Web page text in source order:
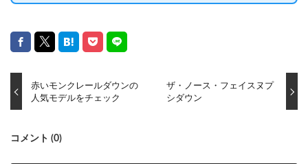
赤いモンクレールダウンの
人気モデルをチェック
ザ・ノース・フェイスヌプ
シダウン
コメント (0)